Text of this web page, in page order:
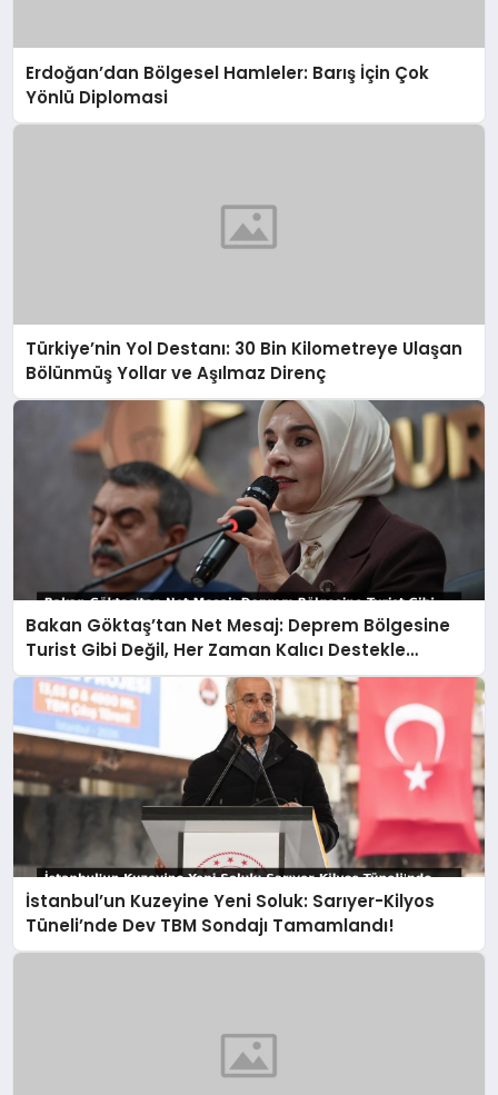
Erdoğan’dan Bölgesel Hamleler: Barış İçin Çok
Yönlü Diplomasi
Türkiye’nin Yol Destanı: 30 Bin Kilometreye Ulaşan
Bölünmüş Yollar ve Aşılmaz Direnç
Bakan Göktaş’tan Net Mesaj: Deprem Bölgesine
Turist Gibi Değil, Her Zaman Kalıcı Destekle
Gidiyoruz!
İstanbul’un Kuzeyine Yeni Soluk: Sarıyer-Kilyos
Tüneli’nde Dev TBM Sondajı Tamamlandı!